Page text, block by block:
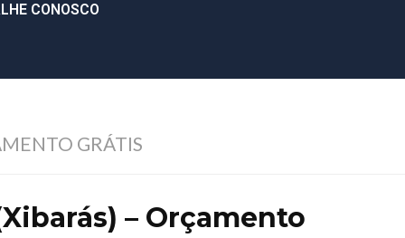
CONOSCO
GRÁTIS
– Orçamento